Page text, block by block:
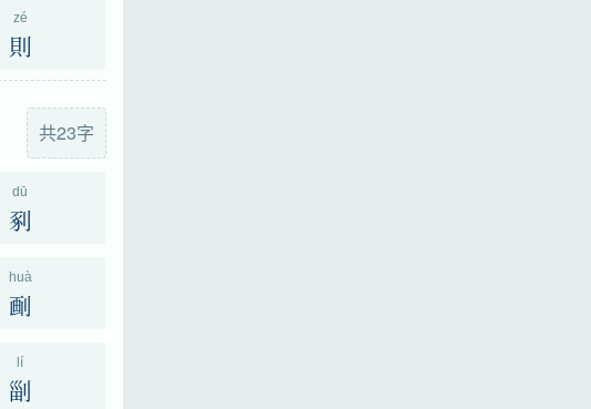
zé
則
共23字
dū
剢
huà
㓰
lí
㓯